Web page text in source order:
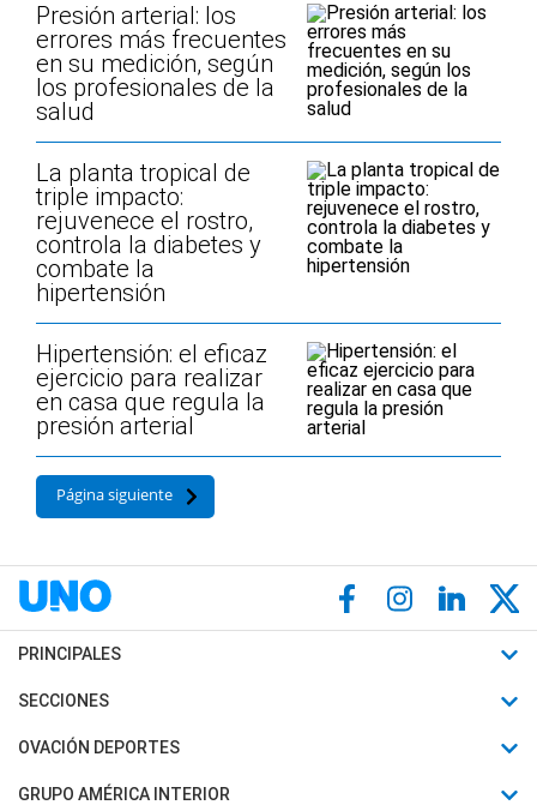
Presión arterial: los
errores más frecuentes
en su medición, según
los profesionales de la
salud
La planta tropical de
triple impacto:
rejuvenece el rostro,
controla la diabetes y
combate la
hipertensión
Hipertensión: el eficaz
ejercicio para realizar
en casa que regula la
presión arterial
Página siguiente
PRINCIPALES
Últimas Noticias
Política
SECCIONES
Horóscopo
Motores
OVACIÓN DEPORTES
Fútbol
GRUPO AMÉRICA INTERIOR